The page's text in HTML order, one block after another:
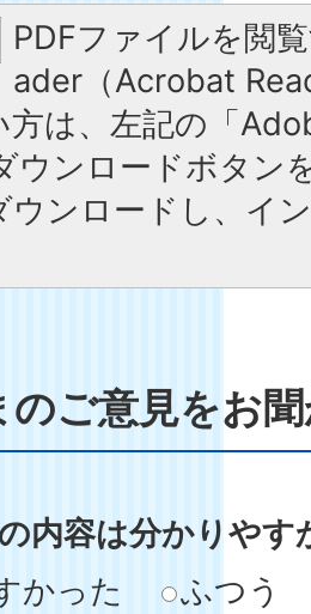
PDFファイルを閲
ader（Acrobat
方は、左記の「
ウンロードボタン
ウンロードし、イ
のご意見をお
内容は分かりやす
かった
ふつう